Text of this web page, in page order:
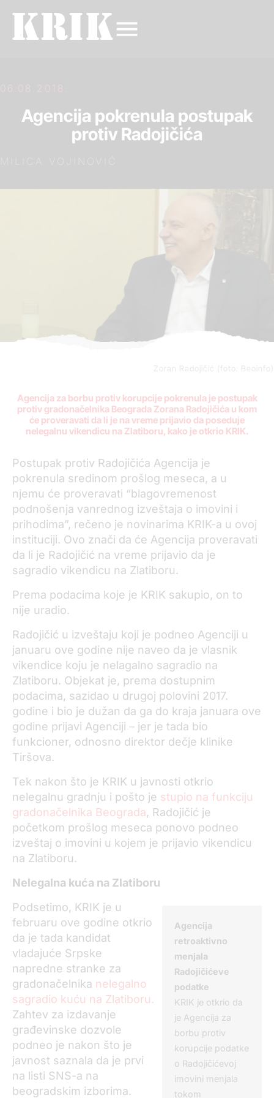
06.08.2018.
Agencija pokrenula postupak
protiv Radojičića
Zoran Radojičić (foto: Beoinfo)
Agencija za borbu protiv korupcije pokrenula je postupak
protiv gradonačelnika Beograda Zorana Radojičića u kom
će proveravati da li je na vreme prijavio da poseduje
nelegalnu vikendicu na Zlatiboru, kako je otkrio KRIK.
Postupak protiv Radojičića Agencija je
pokrenula sredinom prošlog meseca, a u
njemu će proveravati “blagovremenost
podnošenja vanrednog izveštaja o imovini i
prihodima”, rečeno je novinarima KRIK-a u ovoj
instituciji. Ovo znači da će Agencija proveravati
da li je Radojičić na vreme prijavio da je
sagradio vikendicu na Zlatiboru.
Prema podacima koje je KRIK sakupio, on to
nije uradio.
Radojičić u izveštaju koji je podneo Agenciji u
januaru ove godine nije naveo da je vlasnik
vikendice koju je nelagalno sagradio na
Zlatiboru. Objekat je, prema dostupnim
podacima, sazidao u drugoj polovini 2017.
godine i bio je dužan da ga do kraja januara ove
godine prijavi Agenciji – jer je tada bio
funkcioner, odnosno direktor dečje klinike
Tiršova.
Tek nakon što je KRIK u javnosti otkrio
nelegalnu gradnju i pošto je stupio na funkciju
gradonačelnika Beograda, Radojičić je
početkom prošlog meseca ponovo podneo
izveštaj o imovini u kojem je prijavio vikendicu
na Zlatiboru.
Nelegalna kuća na Zlatiboru
Agencija
retroaktivno
menjala
Radojičićeve
podatke
KRIK je otkrio da
je Agencija za
borbu protiv
korupcije podatke
o Radojičićevoj
imovini menjala
tokom
Podsetimo, KRIK je u
februaru ove godine otkrio
da je tada kandidat
vladajuće Srpske
napredne stranke za
gradonačelnika nelegalno
sagradio kuću na Zlatiboru.
Zahtev za izdavanje
građevinske dozvole
podneo je nakon što je
javnost saznala da je prvi
na listi SNS-a na
beogradskim izborima.